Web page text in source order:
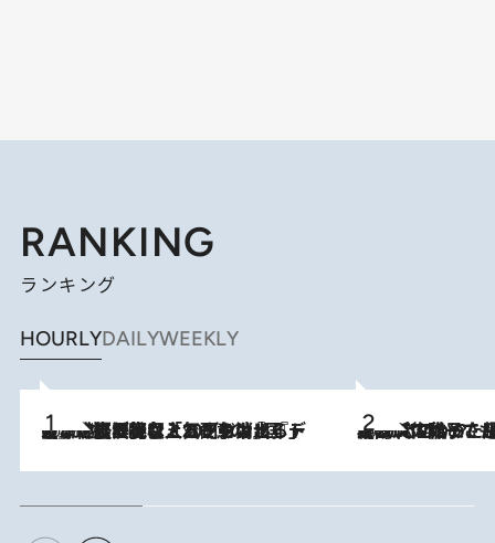
RANKING
ランキング
HOURLYDAILYWEEKLY
2026.8.5
【なぜ吉沢亮は「気配を消せる」のか？】興行収入208億の『国宝』を経て挑むミュージカル『ディア・エヴァン・ハンセン』。トップ俳優が舞台上でさらけ出した“孤独”とは 2026.8.5
【阿川佐和子さんの年とる力】なぜ70代で始めた趣味は“こんなに楽しい”のか？ ピアノ、俳句…スランプに陥っても続けられる“ある秘訣”とは